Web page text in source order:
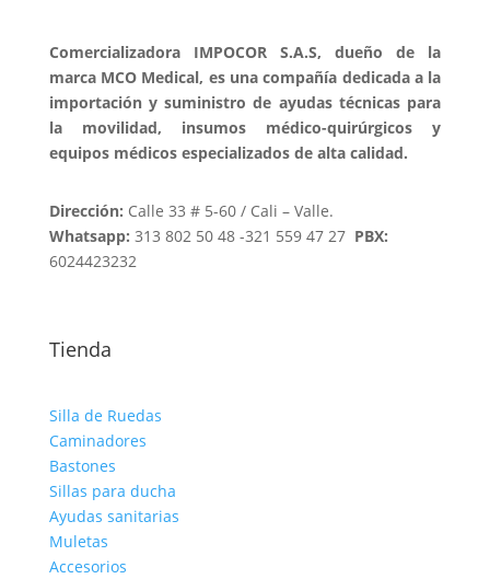
Comercializadora IMPOCOR S.A.S, dueño de la
marca MCO Medical, es una compañía dedicada a la
importación y suministro de ayudas técnicas para
la movilidad, insumos médico-quirúrgicos y
equipos médicos especializados de alta calidad.
Dirección: Calle 33 # 5-60 / Cali – Valle.
Whatsapp: 313 802 50 48 -321 559 47 27 PBX:
6024423232
Tienda
Silla de Ruedas
Caminadores
Bastones
Sillas para ducha
Ayudas sanitarias
Muletas
Accesorios